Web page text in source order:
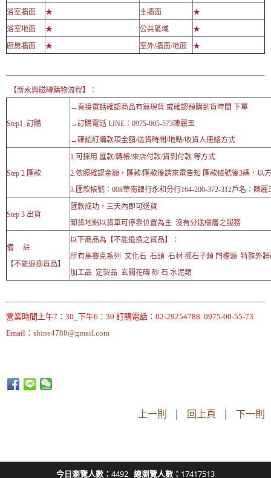
浴室牆面
★ 主牆面
★
浴室地面
★ 公共區域
★
廚房牆面
★ 室外/牆面/地面 ★
【新永興磁磚購物流程】：
Step1 訂購
→直接電話確認商品有無現貨 或確認預購到貨時間 下單
→訂購電話 LINE：0975-005-573陳麗玉
→確認訂購款項金額/送貨時間/地點/收貨人連絡方式
Step 2 匯款
1.可採用 匯款/轉帳/來店付款/貨到付款 等方式
2.依照確認金額，匯款/匯款後請來電告知 匯款帳號後3碼，以
3.匯款帳號：008華南銀行永和分行164-200-372-312戶名：陳麗
Step 3 出貨
匯款成功，三天內即可送貨
卸貨地點以貨車可停靠位置為主 沒有分送樓層之服務
備 註
【不能退換貨品】
以下商品為【不能退換之貨品】：
所有馬賽克系列 文化石 石頭 石材 抿石子類 門檻類 特殊外
加工品 定製品 玄關花磚 砂 石 水泥類
營業時間上午7：30_下午6：30 訂購電話：02-29254788 0975-00-55-73
Email： shine4788@gmail.com
上一則 | 回上頁 | 下一則
今日瀏覽人數： 4492 總瀏覽人數： 17417513